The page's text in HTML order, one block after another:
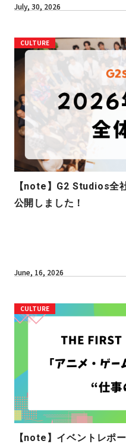
July, 30, 2026
CULTURE
【note】G2 Studios全
公開しました！
June, 16, 2026
CULTURE
【note】イベントレポ